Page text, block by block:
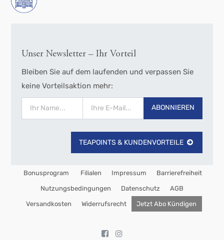
Unser Newsletter – Ihr Vorteil
Bleiben Sie auf dem laufenden und verpassen Sie
keine Vorteilsaktion mehr:
ABONNIEREN
TEAPOINTS & KUNDENVORTEILE
Bonusprogram Filialen Impressum Barrierefreiheit
Nutzungsbedingungen Datenschutz AGB
Versandkosten Widerrufsrecht Jetzt Abo Kündigen